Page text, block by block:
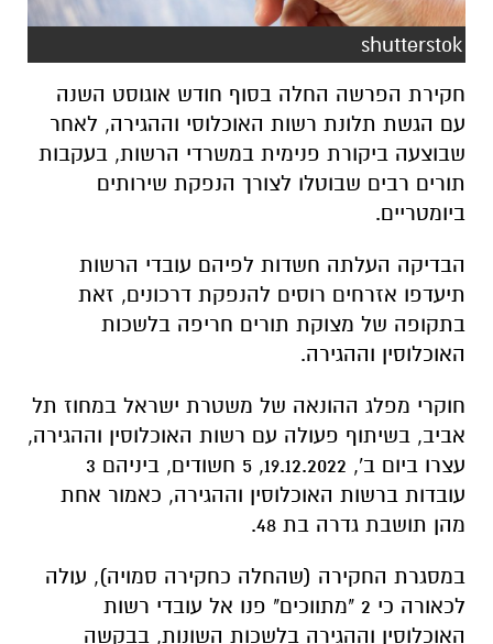
shutterstok
חקירת הפרשה החלה בסוף חודש אוגוסט השנה
עם הגשת תלונת רשות האוכלוסי וההגירה, לאחר
שבוצעה ביקורת פנימית במשרדי הרשות, בעקבות
תורים רבים שבוטלו לצורך הנפקת שירותים
ביומטריים.
הבדיקה העלתה חשדות לפיהם עובדי הרשות
תיעדפו אזרחים רוסים להנפקת דרכונים, זאת
בתקופה של מצוקת תורים חריפה בלשכות
האוכלוסין וההגירה.
חוקרי מפלג ההונאה של משטרת ישראל במחוז תל
אביב, בשיתוף פעולה עם רשות האוכלוסין וההגירה,
עצרו ביום ב', 19.12.2022, 5 חשודים, ביניהם 3
עובדות ברשות האוכלוסין וההגירה, כאמור אחת
מהן תושבת גדרה בת 48.
במסגרת החקירה (שהחלה כחקירה סמויה), עולה
לכאורה כי 2 "מתווכים" פנו אל עובדי רשות
האוכלוסין וההגירה בלשכות השונות, בבקשה